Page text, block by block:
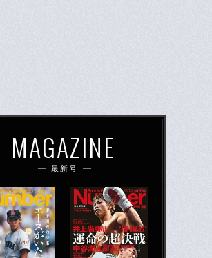
MAGAZINE
最新号